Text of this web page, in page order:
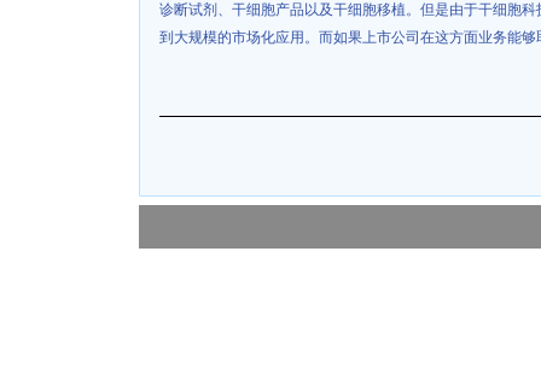
诊断试剂、干细胞产品以及干细胞移植。但是由于干细胞
到大规模的市场化应用。而如果上市公司在这方面业务能够